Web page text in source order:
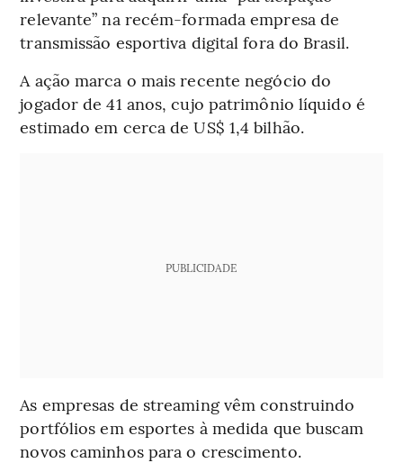
relevante” na recém-formada empresa de
transmissão esportiva digital fora do Brasil.
A ação marca o mais recente negócio do
jogador de 41 anos, cujo patrimônio líquido é
estimado em cerca de US$ 1,4 bilhão.
PUBLICIDADE
As empresas de streaming vêm construindo
portfólios em esportes à medida que buscam
novos caminhos para o crescimento.